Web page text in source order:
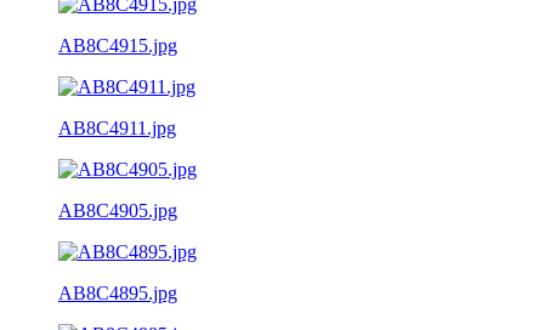
AB8C4915.jpg
AB8C4911.jpg
AB8C4905.jpg
AB8C4895.jpg